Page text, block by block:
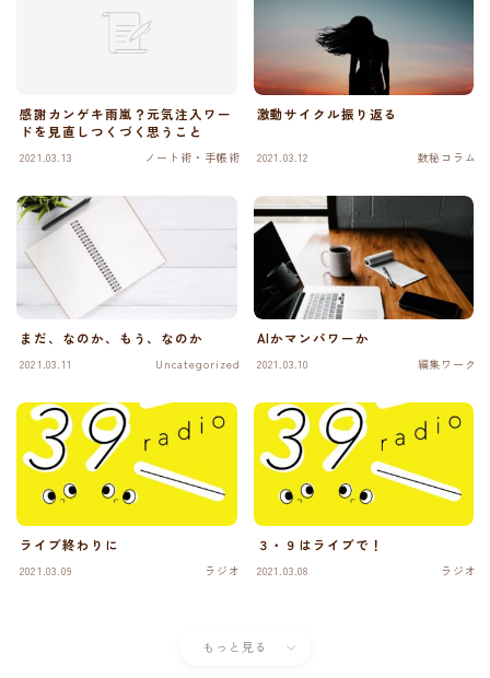
感謝カンゲキ雨嵐？元気注入ワー
ドを見直しつくづく思うこと
2021.03.13 ノート術・手帳術
激動サイクル振り返る
2021.03.12 数秘コラム
まだ、なのか、もう、なのか
2021.03.11 Uncategorized
AIかマンパワーか
2021.03.10 編集ワーク
ライブ終わりに
2021.03.09 ラジオ
３・９はライブで！
2021.03.08 ラジオ
もっと見る